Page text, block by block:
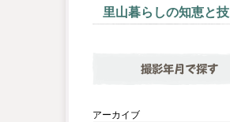
里山暮らしの知恵と技
撮影年月で探す
アーカイブ